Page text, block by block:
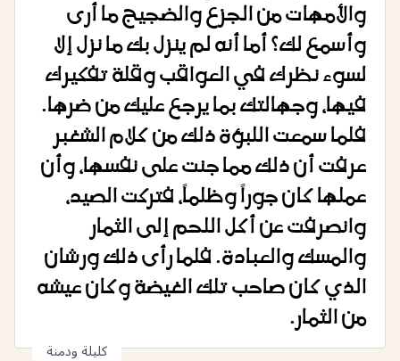
فلما سمعت اللبؤة ذلك من كلام الشغبر
وانصرفت عن أكل اللحم إلى الثمار
من الثمار.
كليلة ودمنة